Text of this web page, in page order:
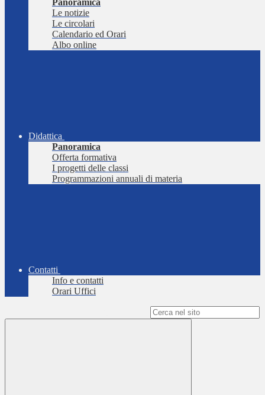
Panoramica
Le notizie
Le circolari
Calendario ed Orari
Albo online
Didattica
Panoramica
Offerta formativa
I progetti delle classi
Programmazioni annuali di materia
Contatti
Info e contatti
Orari Uffici